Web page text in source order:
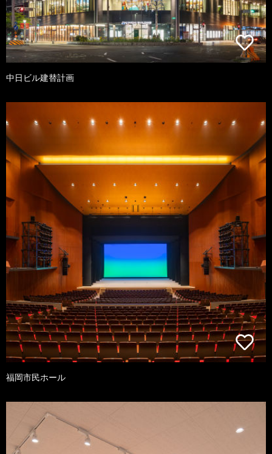
中日ビル建替計画
福岡市民ホール